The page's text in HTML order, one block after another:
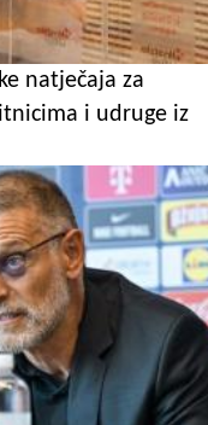
natječaja za
i udruge iz